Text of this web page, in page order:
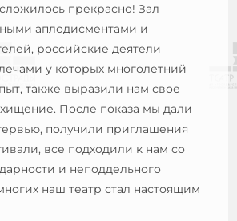
прекрасно! Зал
аплодисментами и
российские деятели
у которых многолетний
также выразили нам свое
После показа мы дали
получили приглашения
все подходили к нам со
и неподдельного
наш театр стал настоящим